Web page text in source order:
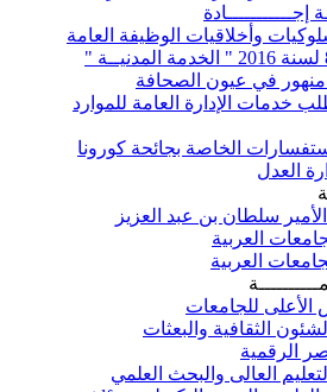
إجـــــــــــادة
وأخلاقيات الوظيفة العامة
في عيون الصحافة
خدمات الإدارة العامة للموارد
الخاصة بجائحة كورونا
العدل
سلطان بن عبد العزيز
العربية
العربية
الأعلى للجامعات
الثقافية والبعثات
الرقمية
العالى والبحث العلمي